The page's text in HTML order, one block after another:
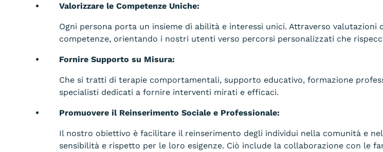
Valorizzare le Competenze Uniche:
Ogni persona porta un insieme di abilità e interessi unici. Attraverso
competenze, orientando i nostri utenti verso percorsi personalizzati che
Fornire Supporto su Misura:
Che si tratti di terapie comportamentali, supporto educativo, formazione
specialisti dedicati a fornire interventi mirati e efficaci.
Promuovere il Reinserimento Sociale e Professionale:
Il nostro obiettivo è facilitare il reinserimento degli individui nella comunità e
sensibilità e rispetto per le loro esigenze. Ciò include la collaborazione con le